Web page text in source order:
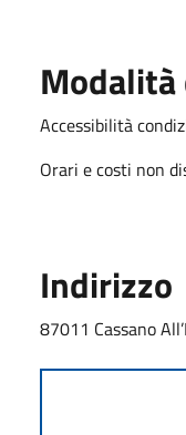
Modalità
Accessibilità
Orari e costi non
Indirizzo
87011 Cassano